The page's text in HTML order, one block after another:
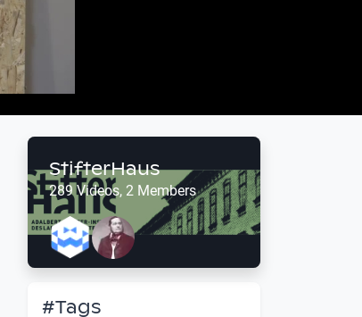
StifterHaus
289 Videos, 2 Members
#Tags